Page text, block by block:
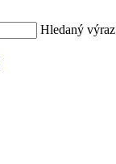
Hledaný výraz